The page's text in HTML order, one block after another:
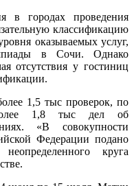
в городах проведения
классификацию
оказываемых услуг,
в Сочи. Однако
отсутствия у гостиниц
1,5 тыс проверок, по
более 1,8 тыс дел об
«В совокупности
Федерации подано
круга